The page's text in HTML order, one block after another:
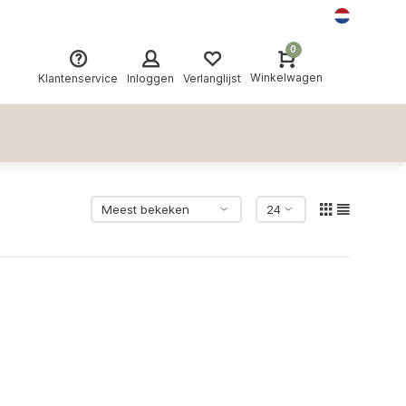
Klantenservice Inloggen Verlanglijst
0
Winkelwagen